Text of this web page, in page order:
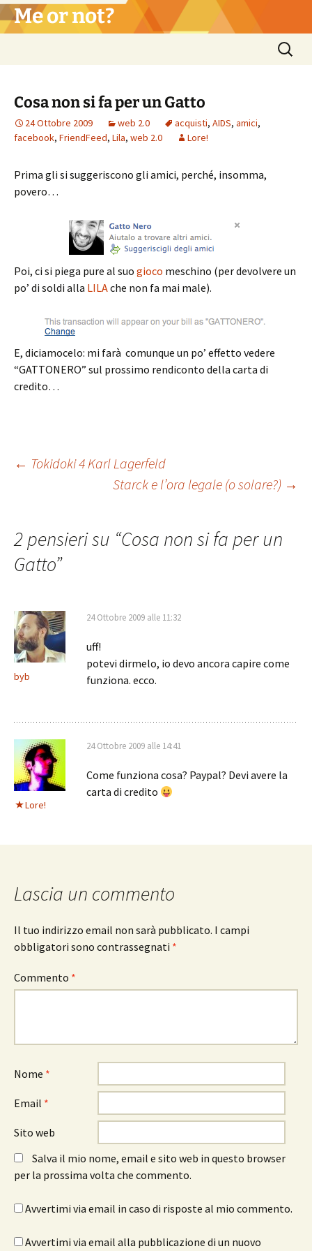
Vai
al Me or not?
Ricerca
per:
Cosa non si fa per un Gatto
24 Ottobre 2009 web 2.0 acquisti, AIDS, amici,
facebook, FriendFeed, Lila, web 2.0 Lore!
Prima gli si suggeriscono gli amici, perché, insomma,
povero…
Poi, ci si piega pure al suo gioco meschino (per devolvere un
po’ di soldi alla LILAche non fa mai male).
E, diciamocelo: mi farà comunque un po’ effetto vedere
“GATTONERO” sul prossimo rendiconto della carta di
credito…
Navigazione
← Tokidoki 4 Karl Lagerfeld
Starck e l’ora legale (o solare?) →
2 pensieri su “Cosa non si fa per un
Gatto”
byb
24 Ottobre 2009 alle 11:32
uff!
potevi dirmelo, io devo ancora capire come
funziona. ecco.
Lore!
24 Ottobre 2009 alle 14:41
Come funziona cosa? Paypal? Devi avere la
carta di credito
Lascia un commento
Il tuo indirizzo email non sarà pubblicato. I campi
obbligatori sono contrassegnati *
Commento *
Nome *
Email *
Sito web
Salva il mio nome, email e sito web in questo browser
per la prossima volta che commento.
Avvertimi via email in caso di risposte al mio commento.
Avvertimi via email alla pubblicazione di un nuovo